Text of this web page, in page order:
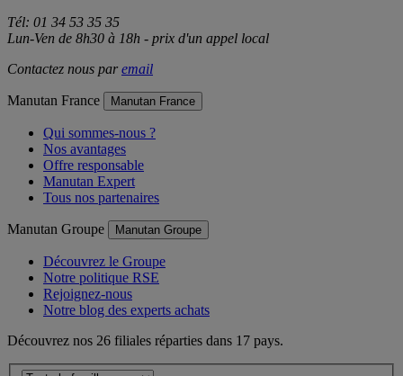
Tél: 01 34 53 35 35
Lun-Ven de 8h30 à 18h - prix d'un appel local
Contactez nous paremail
Manutan France Manutan France
Qui sommes-nous ?
Nos avantages
Offre responsable
Manutan Expert
Tous nos partenaires
Manutan Groupe Manutan Groupe
Découvrez le Groupe
Notre politique RSE
Rejoignez-nous
Notre blog des experts achats
Découvrez nos 26 filiales réparties dans 17 pays.